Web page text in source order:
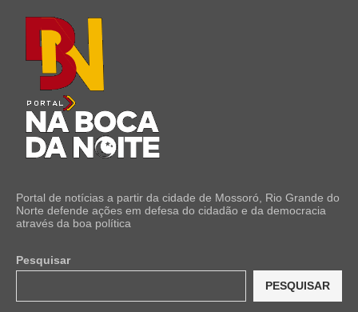
Portal de notícias a partir da cidade de Mossoró, Rio Grande do
Norte defende ações em defesa do cidadão e da democracia
através da boa política
Pesquisar
PESQUISAR